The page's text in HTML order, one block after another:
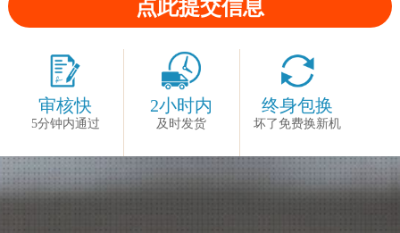
审核快
5分钟内通过
2小时内
及时发货
终身包换
坏了免费换新机